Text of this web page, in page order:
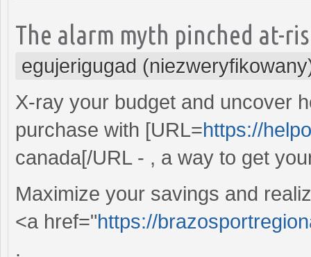
The alarm myth pinched at-
egujerigugad
X-ray your budget and uncover
purchase with [URL=https://
canada[/URL - , a way to get
Maximize your savings and
<a href="https://
.